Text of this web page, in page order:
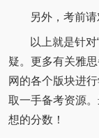
另外，考前
以上就是针
疑。更多有关雅
网的各个版块进
取一手备考资源
想的分数！